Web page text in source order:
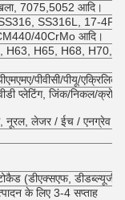
7075,5052 आदि।
SS316L, 17-
40CrMo आदि।
H65, H68, H70,
पीवीसी/पीयू/
प्लेटिंग, जिंक/निकल/
नूरल, लेजर / ईच / एनग्रेव
(डीएक्सएफ,
के लिए 3-4 सप्ताह